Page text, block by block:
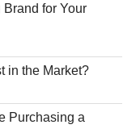
for Your
in the Market?
Purchasing a